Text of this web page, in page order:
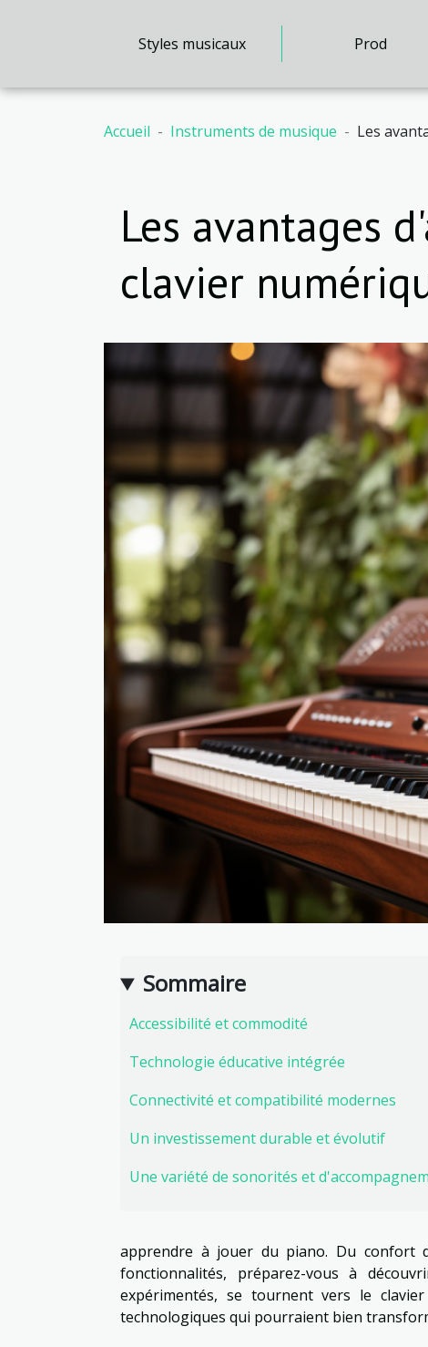
Styles musicaux Prod
Accueil Instruments de musique Les
Les avantages
clavier
Sommaire
Accessibilité et commodité
Technologie éducative intégrée
Connectivité et compatibilité modernes
Un investissement durable et évolutif
Une variété de sonorités et
apprendre à jouer du piano. Du confort
fonctionnalités, préparez-vous à
expérimentés, se tournent vers le
technologiques qui pourraient bien